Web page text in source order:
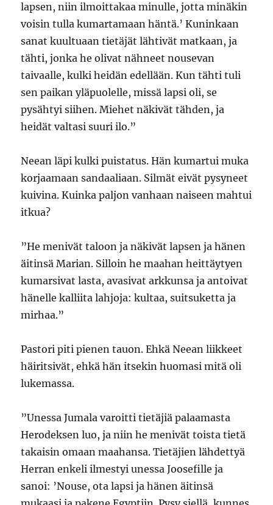
lapsen, niin ilmoittakaa minulle, jotta minäkin
voisin tulla kumartamaan häntä.’ Kuninkaan
sanat kuultuaan tietäjät lähtivät matkaan, ja
tähti, jonka he olivat nähneet nousevan
taivaalle, kulki heidän edellään. Kun tähti tuli
sen paikan yläpuolelle, missä lapsi oli, se
pysähtyi siihen. Miehet näkivät tähden, ja
heidät valtasi suuri ilo.”
Neean läpi kulki puistatus. Hän kumartui muka
korjaamaan sandaaliaan. Silmät eivät pysyneet
kuivina. Kuinka paljon vanhaan naiseen mahtui
itkua?
”He menivät taloon ja näkivät lapsen ja hänen
äitinsä Marian. Silloin he maahan heittäytyen
kumarsivat lasta, avasivat arkkunsa ja antoivat
hänelle kalliita lahjoja: kultaa, suitsuketta ja
mirhaa.”
Pastori piti pienen tauon. Ehkä Neean liikkeet
häiritsivät, ehkä hän itsekin huomasi mitä oli
lukemassa.
”Unessa Jumala varoitti tietäjiä palaamasta
Herodeksen luo, ja niin he menivät toista tietä
takaisin omaan maahansa. Tietäjien lähdettyä
Herran enkeli ilmestyi unessa Joosefille ja
sanoi: ’Nouse, ota lapsi ja hänen äitinsä